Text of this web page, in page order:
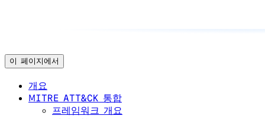
이 페이지에서
개요
MITRE ATT&CK 통합
프레임워크 개요